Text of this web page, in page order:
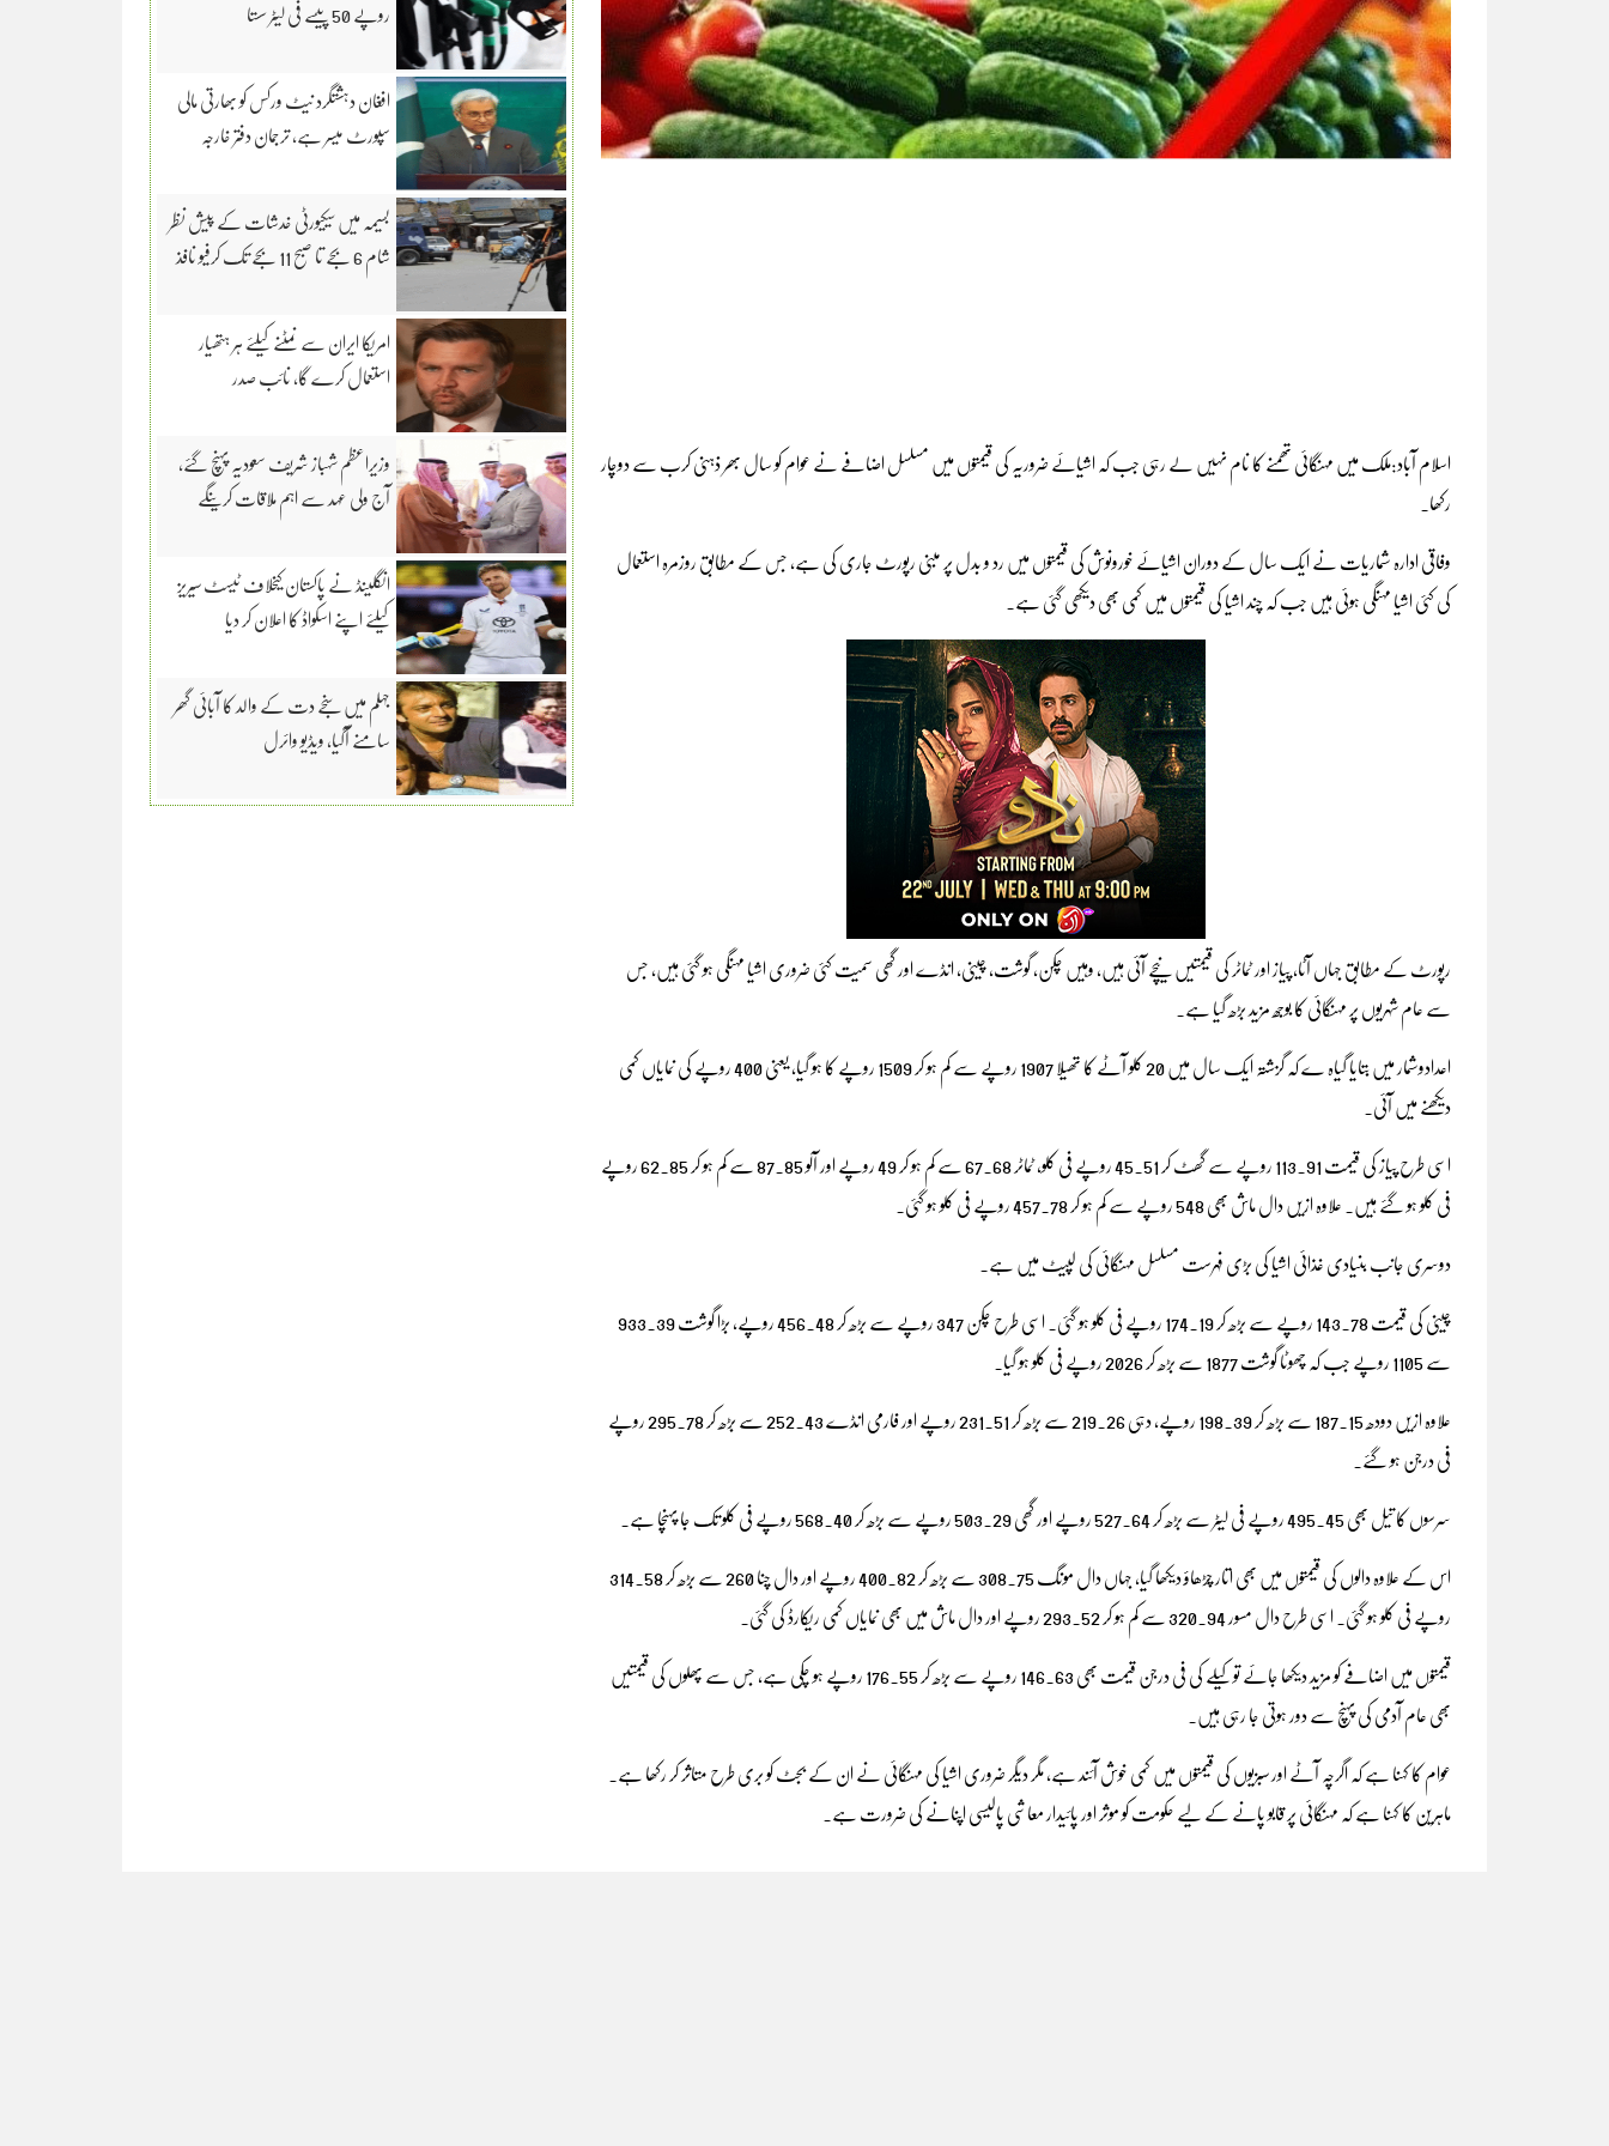
اسلام آباد:ملک میں مہنگائی تھمنے کا نام نہیں لے رہی جب کہ اشیائے ضروریہ کی قیمتوں میں مسلسل اضافے نے عوام کو سال بھر ذہنی کرب سے دوچار
رکھا۔
وفاقی ادارہ شماریات نے ایک سال کے دوران اشیائے خورونوش کی قیمتوں میں رد و بدل پر مبنی رپورٹ جاری کی ہے، جس کے مطابق روزمرہ استعمال
کی کئی اشیا مہنگی ہوئی ہیں جب کہ چند اشیا کی قیمتوں میں کمی بھی دیکھی گئی ہے۔
رپورٹ کے مطابق جہاں آٹا، پیاز اور ٹماٹر کی قیمتیں نیچے آئی ہیں، وہیں چکن، گوشت، چینی، انڈے اور گھی سمیت کئی ضروری اشیا مہنگی ہو گئی ہیں، جس
سے عام شہریوں پر مہنگائی کا بوجھ مزید بڑھ گیا ہے۔
اعدادوشمار میں بتایا گیاہ ے کہ گزشتہ ایک سال میں 20 کلو آٹے کا تھیلا 1907 روپے سے کم ہو کر 1509 روپے کا ہو گیا، یعنی 400 روپے کی نمایاں کمی
دیکھنے میں آئی۔
اسی طرح پیاز کی قیمت 113.91 روپے سے گھٹ کر 45.51 روپے فی کلو، ٹماٹر 67.68 سے کم ہو کر 49 روپے اور آلو 87.85 سے کم ہو کر 62.85 روپے
فی کلو ہو گئے ہیں۔ علاوہ ازیں دال ماش بھی 548 روپے سے کم ہو کر 457.78 روپے فی کلو ہو گئی۔
دوسری جانب بنیادی غذائی اشیا کی بڑی فہرست مسلسل مہنگائی کی لپیٹ میں ہے۔
چینی کی قیمت 143.78 روپے سے بڑھ کر 174.19 روپے فی کلو ہو گئی۔ اسی طرح چکن 347 روپے سے بڑھ کر 456.48 روپے، بڑا گوشت 933.39
سے 1105 روپے جب کہ چھوٹا گوشت 1877 سے بڑھ کر 2026 روپے فی کلو ہو گیا۔
علاوہ ازیں دودھ 187.15 سے بڑھ کر 198.39 روپے، دہی 219.26 سے بڑھ کر 231.51 روپے اور فارمی انڈے 252.43 سے بڑھ کر 295.78 روپے
فی درجن ہو گئے۔
سرسوں کا تیل بھی 495.45 روپے فی لیٹر سے بڑھ کر 527.64 روپے اور گھی 503.29 روپے سے بڑھ کر 568.40 روپے فی کلو تک جا پہنچا ہے۔
اس کے علاوہ دالوں کی قیمتوں میں بھی اتار چڑھاؤ دیکھا گیا، جہاں دال مونگ 308.75 سے بڑھ کر 400.82 روپے اور دال چنا 260 سے بڑھ کر 314.58
روپے فی کلو ہو گئی۔ اسی طرح دال مسور 320.94 سے کم ہو کر 293.52 روپے اور دال ماش میں بھی نمایاں کمی ریکارڈ کی گئی۔
قیمتوں میں اضافے کو مزید دیکھا جائے تو کیلے کی فی درجن قیمت بھی 146.63 روپے سے بڑھ کر 176.55 روپے ہو چکی ہے، جس سے پھلوں کی قیمتیں
بھی عام آدمی کی پہنچ سے دور ہوتی جا رہی ہیں۔
عوام کا کہنا ہے کہ اگرچہ آٹے اور سبزیوں کی قیمتوں میں کمی خوش آئند ہے، مگر دیگر ضروری اشیا کی مہنگائی نے ان کے بجٹ کو بری طرح متاثر کر رکھا ہے۔
ماہرین کا کہنا ہے کہ مہنگائی پر قابو پانے کے لیے حکومت کو موثر اور پائیدار معاشی پالیسی اپنانے کی ضرورت ہے۔
روپے 50 پیسے فی لیٹر سستا
افغان دہشتگرد نیٹ ورکس کو بھارتی مالی
سپورٹ میسر ہے، ترجمان دفتر خارجہ
بسیمہ میں سیکیورٹی خدشات کے پیش نظر
شام 6 بجے تا صبح 11 بجے تک کرفیو نافذ
امریکا ایران سے نمٹنے کیلئے ہر ہتھیار
استعمال کرے گا، نائب صدر
وزیراعظم شہباز شریف سعودیہ پہنچ گئے،
آج ولی عہد سے اہم ملاقات کرینگے
انگلینڈ نے پاکستان کیخلاف ٹیسٹ سیریز
کیلئے اپنے اسکواڈ کا اعلان کر دیا
جہلم میں سنجے دت کے والد کا آبائی گھر
سامنے آگیا، ویڈیو وائرل